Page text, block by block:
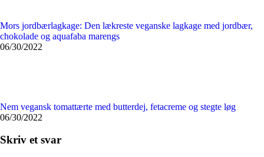
Mors jordbærlagkage: Den lækreste veganske lagkage med jordbær,
chokolade og aquafaba marengs
06/30/2022
Nem vegansk tomattærte med butterdej, fetacreme og stegte løg
06/30/2022
Skriv et svar